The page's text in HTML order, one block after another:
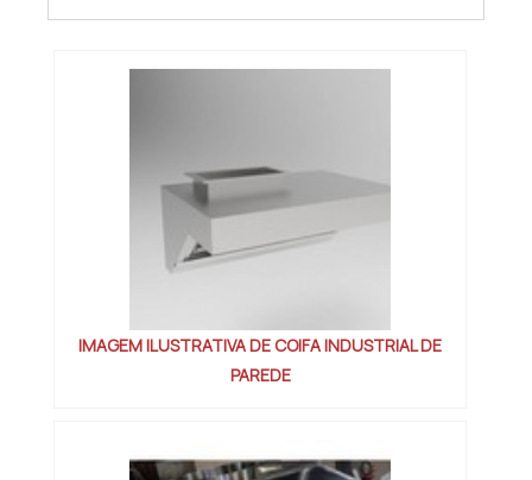
possuir um rigoroso controle de qualidade.
a Metalinox Cogne garante sempre um
IMAGEM ILUSTRATIVA DE COIFA INDUSTRIAL DE
PAREDE